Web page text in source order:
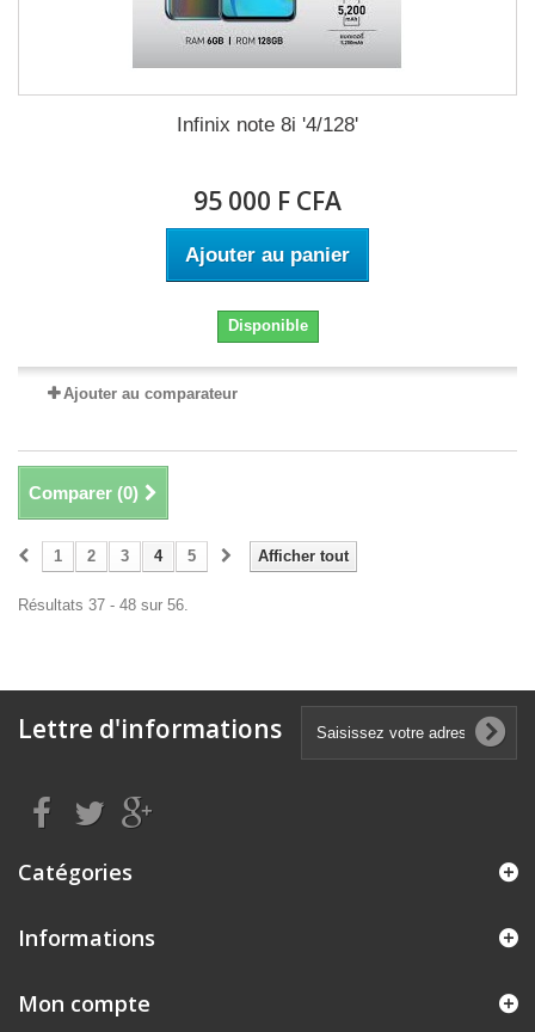
Infinix note 8i '4/128'
95 000 F CFA
Ajouter au panier
Disponible
Ajouter au comparateur
Comparer (0)
Afficher tout
1 2 3 4 5
Résultats 37 - 48 sur 56.
Lettre d'informations
Catégories
Informations
Mon compte